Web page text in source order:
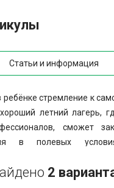
Статьи и информация
ребёнке стремление к
летний лагерь,
сможет
в полевых
вам сделать выбор.
2